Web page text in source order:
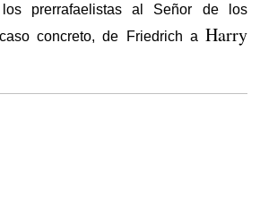
los prerrafaelistas al Señor de los
concreto, de Friedrich a Harry